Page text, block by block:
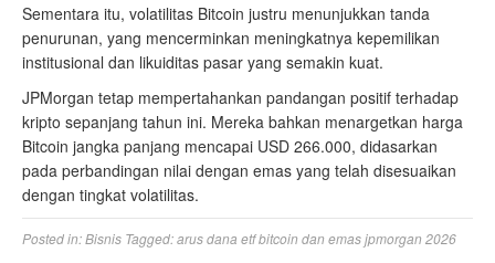
Sementara itu, volatilitas Bitcoin justru menunjukkan tanda
penurunan, yang mencerminkan meningkatnya kepemilikan
institusional dan likuiditas pasar yang semakin kuat.
JPMorgan tetap mempertahankan pandangan positif terhadap
kripto sepanjang tahun ini. Mereka bahkan menargetkan harga
Bitcoin jangka panjang mencapai USD 266.000, didasarkan
pada perbandingan nilai dengan emas yang telah disesuaikan
dengan tingkat volatilitas.
Posted in:Bisnis Tagged:arus dana etf bitcoin dan emas jpmorgan 2026